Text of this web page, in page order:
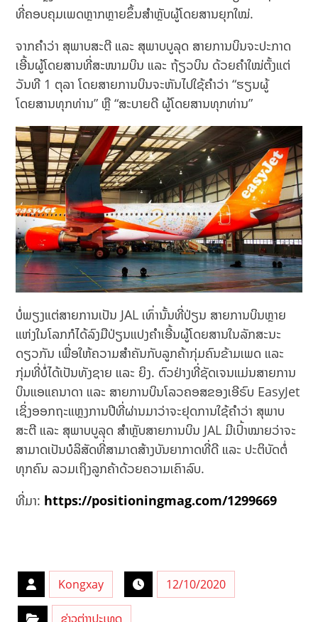
ທີ່ຄອບຄຸມເພດຫຼາກຫຼາຍຂຶ້ນສຳຫຼັບຜູ້ໂດຍສານຍຸກໃໝ່.
ຈາກຄຳວ່າ ສຸພາບສະຕີ ແລະ ສຸພາບບູລຸດ ສາຍການບິນຈະປະກາດ
ເອີ້ນຜູ້ໂດຍສານທີ່ສະໜາມບິນ ແລະ ຖ້ຽວບິນ ດ້ວຍຄຳໃໝ່ຕັ້ງແຕ່
ວັນທີ 1 ຕຸລາ ໂດຍສາຍການບິນຈະຫັນໄປໃຊ້ຄຳວ່າ “ຮຽນຜູ້
ໂດຍສານທຸກທ່ານ” ຫຼື “ສະບາຍດີ ຜູ້ໂດຍສານທຸກທ່ານ”
ບໍ່ພຽງແຕ່ສາຍການເປັນ JAL ເທົ່ານັ້ນທີ່ປ່ຽນ ສາຍການບິນຫຼາຍ
ແຫ່ງໃນໂລກກໍໄດ້ລົງມືປ່ຽນແປງຄຳເອີ້ນຜູ້ໂດຍສານໃນລັກສະນະ
ດຽວກັນ ເພື່ອໃຫ້ຄວາມສຳຄັນກັບລູກຄ້າກຸ່ມຄົນຂ້າມເພດ ແລະ
ກຸ່ມທີ່ບໍ່ໄດ້ເປັນທັງຊາຍ ແລະ ຍິງ. ຕົວຢ່າງທີ່ຊັດເຈນແມ່ນສາຍການ
ບິນແອແຄນາດາ ແລະ ສາຍການບິນໂລວຄອສຂອງເອີຣົບ EasyJet
ເຊິ່ງອອກຖະແຫຼງການປີທີ່ຜ່ານມາວ່າຈະຢຸດການໃຊ້ຄຳວ່າ ສຸພາບ
ສະຕີ ແລະ ສຸພາບບູລຸດ ສຳຫຼັບສາຍການບິນ JAL ມີເປົ້າໝາຍວ່າຈະ
ສາມາດເປັນບໍລິສັດທີ່ສາມາດສ້າງບັນຍາກາດທີ່ດີ ແລະ ປະຕິບັດຕໍ່
ທຸກຄົນ ລວມເຖິງລູກຄ້າດ້ວຍຄວາມເຄົາລົບ.
ທີ່ມາ: https://positioningmag.com/1299669
Kongxay 12/10/2020
ຂ່າວຕ່າງປະເທດ